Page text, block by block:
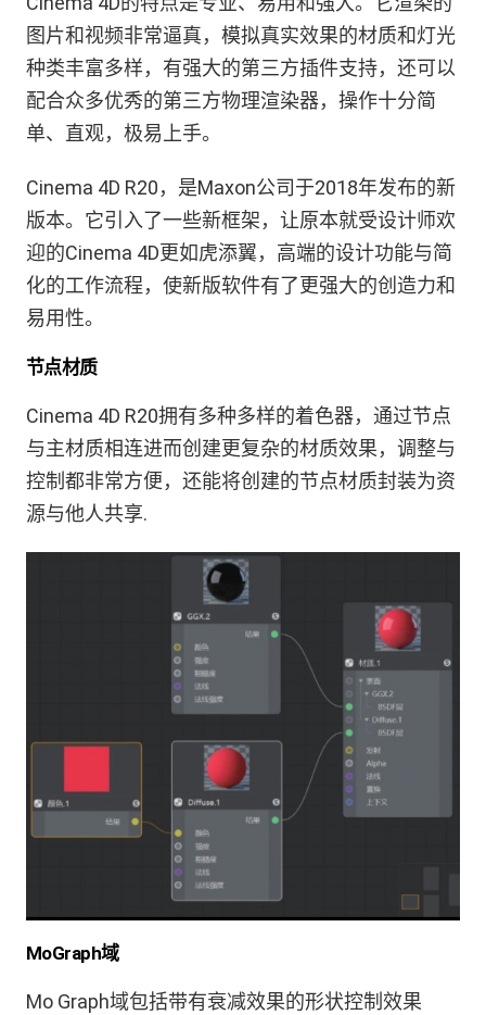
图片和视频非常逼真，模拟真实效果的材质和灯光
种类丰富多样，有强大的第三方插件支持，还可以
配合众多优秀的第三方物理渲染器，操作十分简
单、直观，极易上手。
Cinema 4D R20，是Maxon公司于2018年发布的新
版本。它引入了一些新框架，让原本就受设计师欢
迎的Cinema 4D更如虎添翼，高端的设计功能与简
化的工作流程，使新版软件有了更强大的创造力和
易用性。
节点材质
Cinema 4D R20拥有多种多样的着色器，通过节点
与主材质相连进而创建更复杂的材质效果，调整与
控制都非常方便，还能将创建的节点材质封装为资
源与他人共享.
MoGraph域
Mo Graph域包括带有衰减效果的形状控制效果